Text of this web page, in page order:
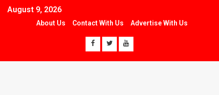
August 9, 2026
About Us Contact With Us Advertise With Us